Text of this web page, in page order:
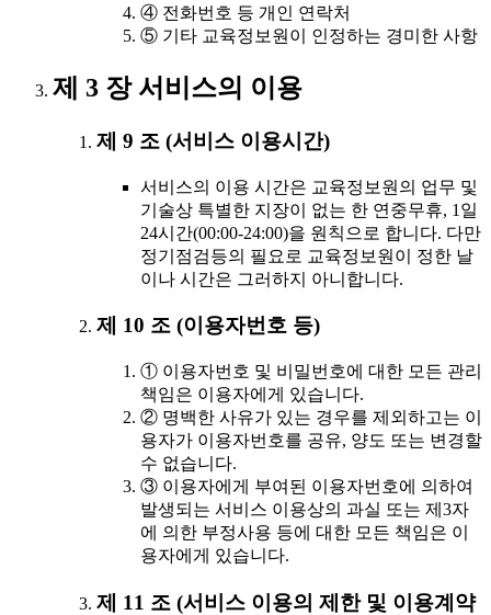
④ 전화번호 등 개인 연락처
⑤ 기타 교육정보원이 인정하는 경미한 사항
제 3 장 서비스의 이용
제 9 조 (서비스 이용시간)
서비스의 이용 시간은 교육정보원의 업무 및
기술상 특별한 지장이 없는 한 연중무휴, 1일
24시간(00:00-24:00)을 원칙으로 합니다. 다만
정기점검등의 필요로 교육정보원이 정한 날
이나 시간은 그러하지 아니합니다.
제 10 조 (이용자번호 등)
① 이용자번호 및 비밀번호에 대한 모든 관리
책임은 이용자에게 있습니다.
② 명백한 사유가 있는 경우를 제외하고는 이
용자가 이용자번호를 공유, 양도 또는 변경할
수 없습니다.
③ 이용자에게 부여된 이용자번호에 의하여
발생되는 서비스 이용상의 과실 또는 제3자
에 의한 부정사용 등에 대한 모든 책임은 이
용자에게 있습니다.
제 11 조 (서비스 이용의 제한 및 이용계약